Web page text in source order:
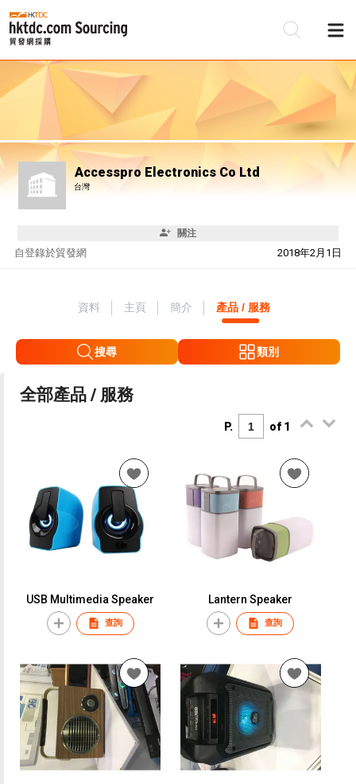
Accesspro Electronics Co Ltd
台灣
關注
自 2018年2月1日
登錄於貿發網
資料 主頁 簡介 產品 / 服務
搜尋 類別
全部產品 / 服務
P. of 1
USB Multimedia Speaker
查詢
Lantern Speaker
查詢